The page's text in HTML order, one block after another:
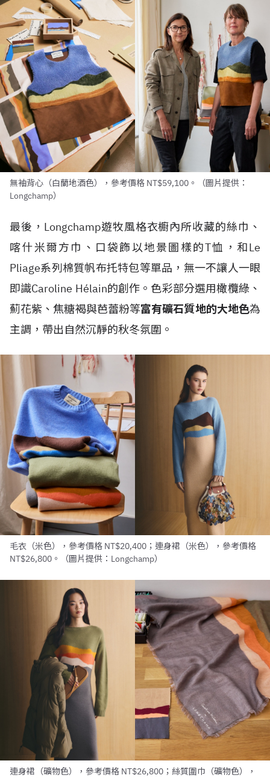
無袖背心（白蘭地酒色），參考價格 NT$59,100。（圖片提供：
Longchamp）
最後，Longchamp遊牧風格衣櫥內所收藏的絲巾、
喀什米爾方巾、口袋飾以地景圖樣的T恤，和Le
Pliage系列棉質帆布托特包等單品，無一不讓人一眼
即識Caroline Hélain的創作。色彩部分選用橄欖綠、
薊花紫、焦糖褐與芭蕾粉等富有礦石質地的大地色為
主調，帶出自然沉靜的秋冬氛圍。
毛衣（米色），參考價格 NT$20,400；連身裙（米色），參考價格
NT$26,800。（圖片提供：Longchamp）
連身裙（礦物色），參考價格 NT$26,800；絲質圍巾（礦物色），